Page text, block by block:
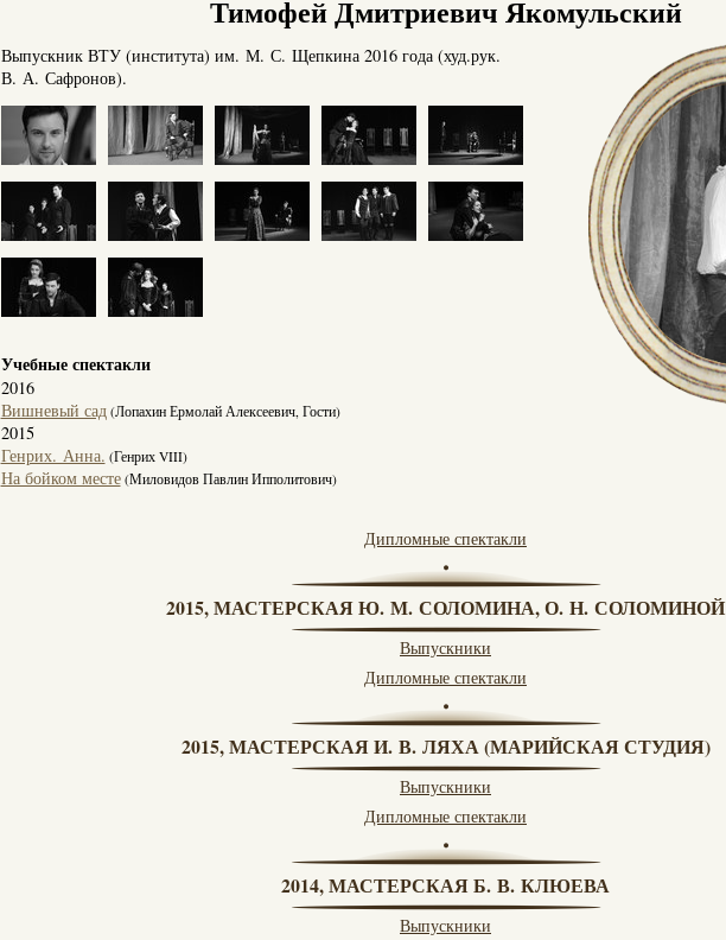
Тимофей Дмитриевич Якомульский
Выпускник ВТУ (института) им. М. С. Щепкина 2016 года (худ.рук.
В. А. Сафронов).
Учебные спектакли
2016
Вишневый сад(Лопахин Ермолай Алексеевич, Гости)
2015
Генрих. Анна. (Генрих VIII)
На бойком месте(Миловидов Павлин Ипполитович)
Дипломные спектакли
2015, МАСТЕРСКАЯ Ю. М. СОЛОМИНА, О. Н. СОЛОМИНОЙ
Выпускники
Дипломные спектакли
2015, МАСТЕРСКАЯ И. В. ЛЯХА (МАРИЙСКАЯ СТУДИЯ)
Выпускники
Дипломные спектакли
2014, МАСТЕРСКАЯ Б. В. КЛЮЕВА
Выпускники